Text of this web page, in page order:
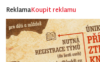
ReklamaKoupit reklamu